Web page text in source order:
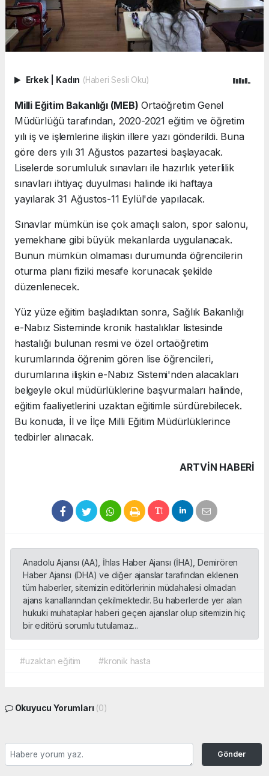
Erkek Kadın (Haberi Sesli Oku)
Milli Eğitim Bakanlığı (MEB) Ortaöğretim Genel
Müdürlüğü tarafından, 2020-2021 eğitim ve öğretim
yılı iş ve işlemlerine ilişkin illere yazı gönderildi. Buna
göre ders yılı 31 Ağustos pazartesi başlayacak.
Liselerde sorumluluk sınavları ile hazırlık yeterlilik
sınavları ihtiyaç duyulması halinde iki haftaya
yayılarak 31 Ağustos-11 Eylül'de yapılacak.
Sınavlar mümkün ise çok amaçlı salon, spor salonu,
yemekhane gibi büyük mekanlarda uygulanacak.
Bunun mümkün olmaması durumunda öğrencilerin
oturma planı fiziki mesafe korunacak şekilde
düzenlenecek.
Yüz yüze eğitim başladıktan sonra, Sağlık Bakanlığı
e-Nabız Sisteminde kronik hastalıklar listesinde
hastalığı bulunan resmi ve özel ortaöğretim
kurumlarında öğrenim gören lise öğrencileri,
durumlarına ilişkin e-Nabız Sistemi'nden alacakları
belgeyle okul müdürlüklerine başvurmaları halinde,
eğitim faaliyetlerini uzaktan eğitimle sürdürebilecek.
Bu konuda, İl ve İlçe Milli Eğitim Müdürlüklerince
tedbirler alınacak.
ARTVIN HABERİ
Anadolu Ajansı (AA), İhlas Haber Ajansı (İHA), Demirören
Haber Ajansı (DHA) ve diğer ajanslar tarafından eklenen
tüm haberler, sitemizin editörlerinin müdahalesi olmadan
ajans kanallarından çekilmektedir. Bu haberlerde yer alan
hukuki muhataplar haberi geçen ajanslar olup sitemizin hiç
bir editörü sorumlu tutulamaz...
#uzaktan eğitim #kronik hasta
Okuyucu Yorumları (0)
Gönder